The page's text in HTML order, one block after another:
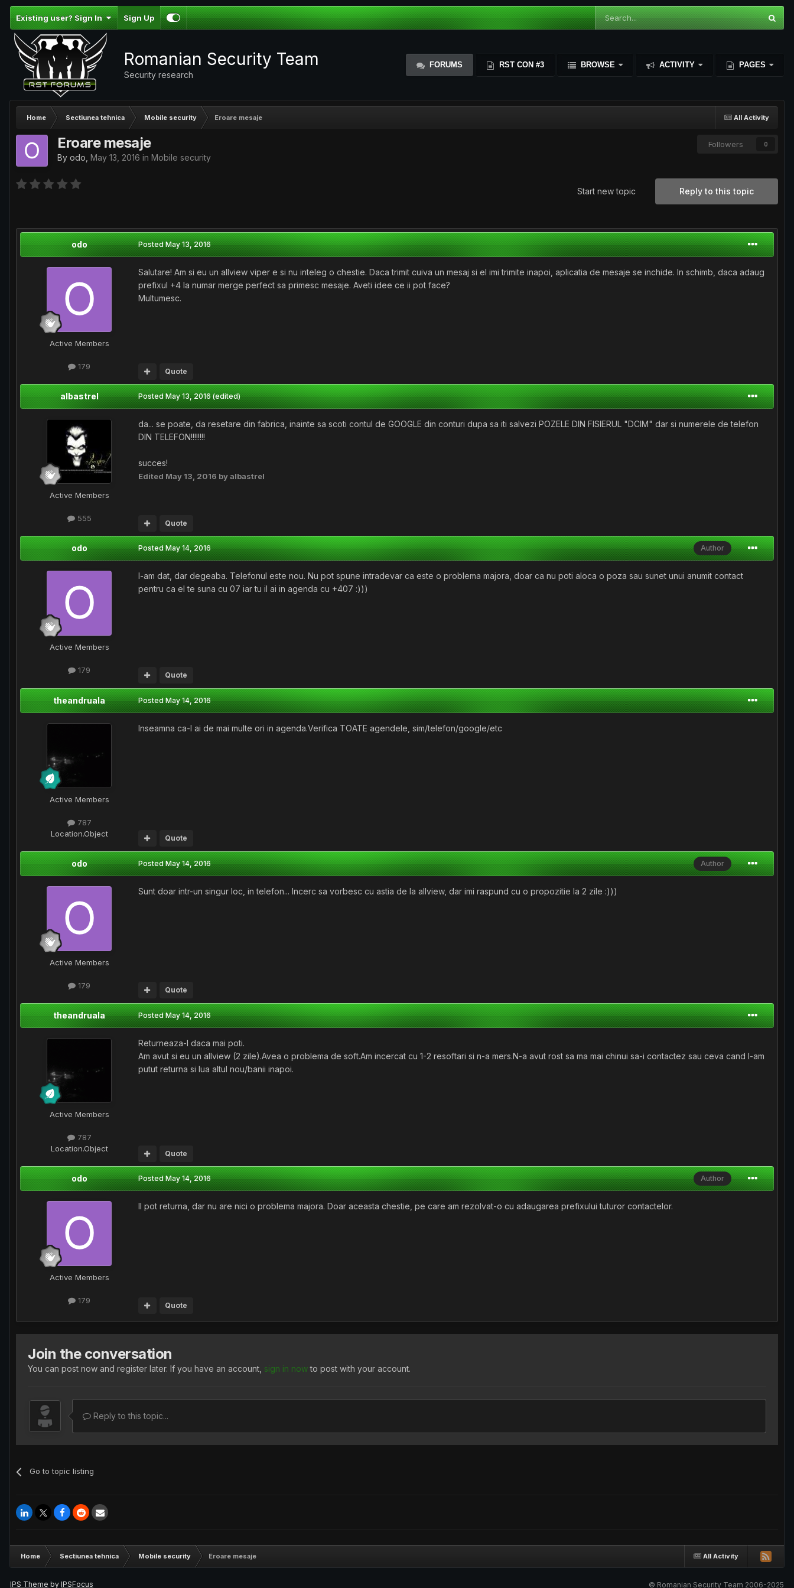
Existing user? Sign In Sign Up
Romanian Security Team
Security research
FORUMS RST CON #3 BROWSE ACTIVITY PAGES
All Activity
Home Sectiunea tehnica Mobile security Eroare mesaje
Followers 0
Eroare mesaje
By odo May 13, 2016 in Mobile security
Reply to this topic
Start new topic
odo
Active Members
179
PostedMay 13, 2016
Salutare! Am si eu un allview viper e si nu inteleg o chestie. Daca trimit cuiva un mesaj si el imi trimite inapoi, aplicatia de mesaje se inchide. In schimb, daca adaug
prefixul +4 la numar merge perfect sa primesc mesaje. Aveti idee ce ii pot face?
Multumesc.
Quote
albastrel
Active Members
555
PostedMay 13, 2016 (edited)
da... se poate, da resetare din fabrica, inainte sa scoti contul de GOOGLE din conturi dupa sa iti salvezi POZELE DIN FISIERUL "DCIM" dar si numerele de telefon
DIN TELEFON!!!!!!!!
succes!
Edited May 13, 2016 by albastrel
Quote
odo
Active Members
179
Author
PostedMay 14, 2016
I-am dat, dar degeaba. Telefonul este nou. Nu pot spune intradevar ca este o problema majora, doar ca nu poti aloca o poza sau sunet unui anumit contact
pentru ca el te suna cu 07 iar tu il ai in agenda cu +407 :)))
Quote
theandruala
Active Members
787
Location.Object
PostedMay 14, 2016
Inseamna ca-l ai de mai multe ori in agenda.Verifica TOATE agendele, sim/telefon/google/etc
Quote
odo
Active Members
179
Author
PostedMay 14, 2016
Sunt doar intr-un singur loc, in telefon... Incerc sa vorbesc cu astia de la allview, dar imi raspund cu o propozitie la 2 zile :)))
Quote
theandruala
Active Members
787
Location.Object
PostedMay 14, 2016
Returneaza-l daca mai poti.
Am avut si eu un allview (2 zile).Avea o problema de soft.Am incercat cu 1-2 resoftari si n-a mers.N-a avut rost sa ma mai chinui sa-i contactez sau ceva cand l-am
putut returna si lua altul nou/banii inapoi.
Quote
odo
Active Members
179
Author
PostedMay 14, 2016
Il pot returna, dar nu are nici o problema majora. Doar aceasta chestie, pe care am rezolvat-o cu adaugarea prefixului tuturor contactelor.
Quote
Join the conversation
You can post now and register later. If you have an account, sign in nowto post with your account.
Reply to this topic...
Go to topic listing
All Activity
Home Sectiunea tehnica Mobile security Eroare mesaje
IPS Theme by IPSFocus © Romanian Security Team 2006-2025